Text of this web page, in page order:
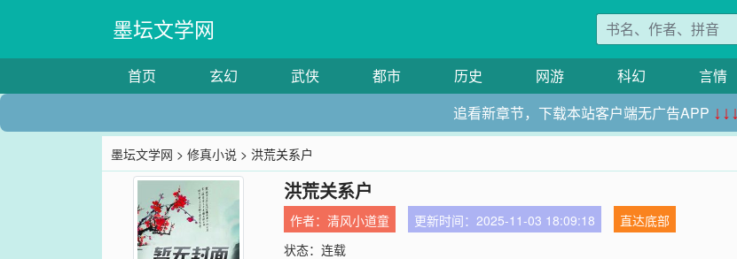
墨坛文学网
首页 玄幻 武侠 都市 历史 网游 科幻 言情
追看新章节，下载本站客户端无广告APP ↓↓↓
墨坛文学网 >修真小说 > 洪荒关系户
洪荒关系户
作者：清风小道童 更新时间：2025-11-03 18:09:18
直达底部
状态：连载